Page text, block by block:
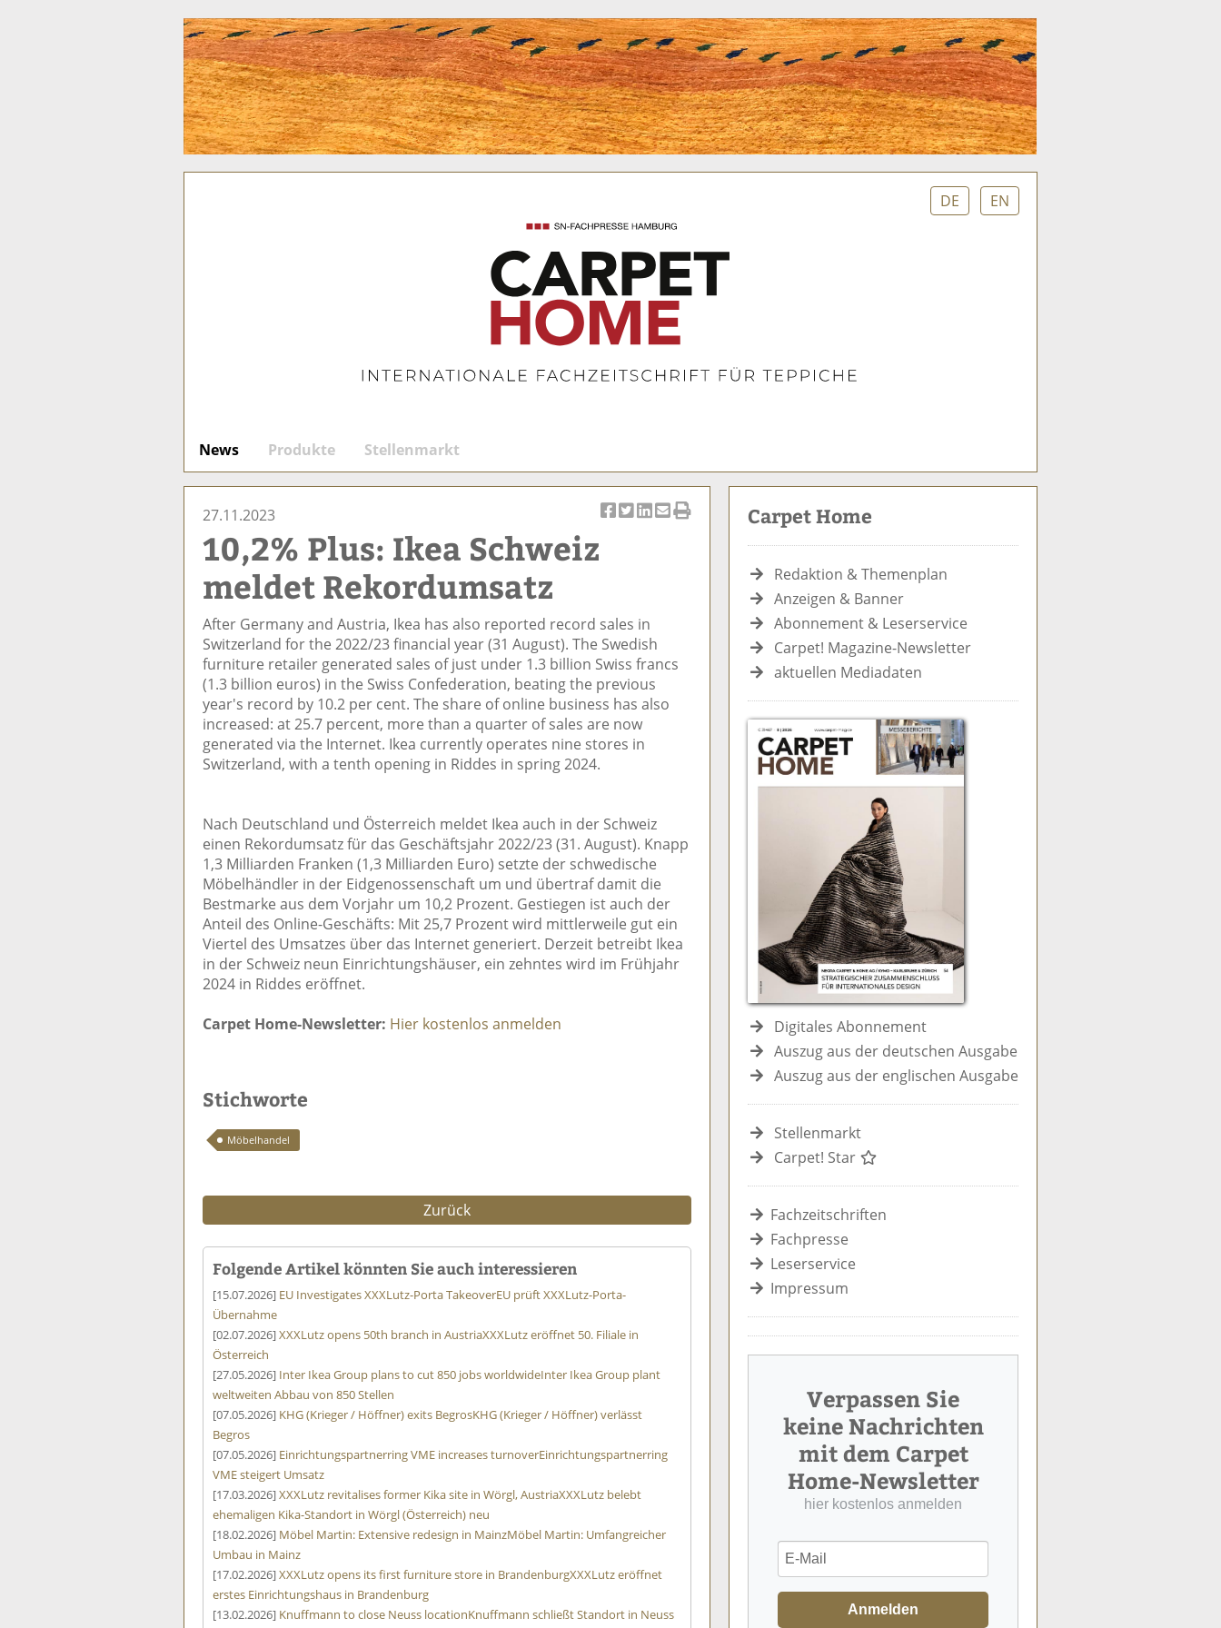
DE EN
News Produkte
Stellenmarkt
S
u
e
uf
F
ac
e
b
o
o
e
n
wi
tt
er
n
uf
Li
n
k
e
di
n
n
E
m
l
e
n
e
27.11.2023
10,2% Plus: Ikea Schweiz
meldet Rekordumsatz
After Germany and Austria, Ikea has also reported record sales in
Switzerland for the 2022/23 financial year (31 August). The Swedish
furniture retailer generated sales of just under 1.3 billion Swiss francs
(1.3 billion euros) in the Swiss Confederation, beating the previous
year's record by 10.2 per cent. The share of online business has also
increased: at 25.7 percent, more than a quarter of sales are now
generated via the Internet. Ikea currently operates nine stores in
Switzerland, with a tenth opening in Riddes in spring 2024.
Nach Deutschland und Österreich meldet Ikea auch in der Schweiz
einen Rekordumsatz für das Geschäftsjahr 2022/23 (31. August). Knapp
1,3 Milliarden Franken (1,3 Milliarden Euro) setzte der schwedische
Möbelhändler in der Eidgenossenschaft um und übertraf damit die
Bestmarke aus dem Vorjahr um 10,2 Prozent. Gestiegen ist auch der
Anteil des Online-Geschäfts: Mit 25,7 Prozent wird mittlerweile gut ein
Viertel des Umsatzes über das Internet generiert. Derzeit betreibt Ikea
in der Schweiz neun Einrichtungshäuser, ein zehntes wird im Frühjahr
2024 in Riddes eröffnet.
Carpet Home-Newsletter: Hier kostenlos anmelden
Stichworte
Möbelhandel
Zurück
Folgende Artikel könnten Sie auch interessieren
[15.07.2026] EU Investigates XXXLutz-Porta TakeoverEU prüft XXXLutz-Porta-
Übernahme
[02.07.2026]XXXLutz opens 50th branch in AustriaXXXLutz eröffnet 50. Filiale in
Österreich
[27.05.2026] Inter Ikea Group plans to cut 850 jobs worldwideInter Ikea Group plant
weltweiten Abbau von 850 Stellen
[07.05.2026] KHG (Krieger / Höffner) exits BegrosKHG (Krieger / Höffner) verlässt
Begros
[07.05.2026] Einrichtungspartnerring VME increases turnoverEinrichtungspartnerring
VME steigert Umsatz
[17.03.2026]XXXLutz revitalises former Kika site in Wörgl, AustriaXXXLutz belebt
ehemaligen Kika-Standort in Wörgl (Österreich) neu
[18.02.2026] Möbel Martin: Extensive redesign in MainzMöbel Martin: Umfangreicher
Umbau in Mainz
[17.02.2026]XXXLutz opens its first furniture store in BrandenburgXXXLutz eröffnet
erstes Einrichtungshaus in Brandenburg
[13.02.2026] Knuffmann to close Neuss locationKnuffmann schließt Standort in Neuss
Carpet Home
Redaktion & Themenplan
Anzeigen & Banner
Abonnement & Leserservice
Carpet! Magazine-Newsletter
aktuellen Mediadaten
Digitales Abonnement
Auszug aus der deutschen Ausgabe
Auszug aus der englischen Ausgabe
Stellenmarkt
Carpet! Star
Fachzeitschriften
Fachpresse
Leserservice
Impressum
Verpassen Sie
keine Nachrichten
mit dem Carpet
Home-Newsletter
hier kostenlos anmelden
Anmelden